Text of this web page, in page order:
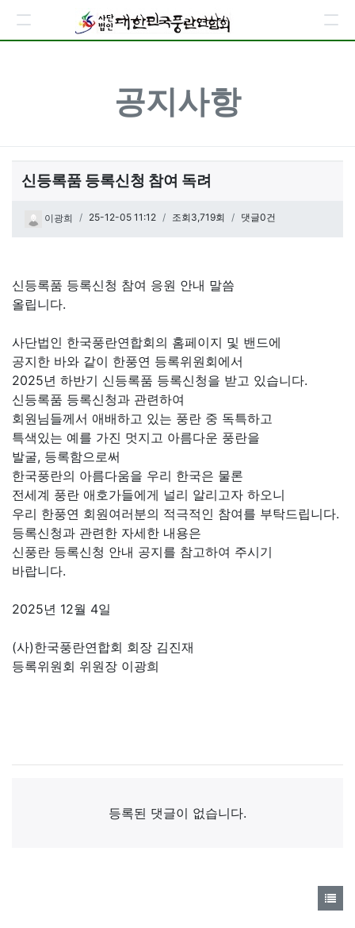
공지사항
신등록품 등록신청 참여 독려
페이지 정보
이광희 작성일
25-12-05 11:12 조회3,719회 댓글0건
본문
신등록품 등록신청 참여 응원 안내 말씀
올립니다.
사단법인 한국풍란연합회의 홈페이지 및 밴드에
공지한 바와 같이 한풍연 등록위원회에서
2025년 하반기 신등록품 등록신청을 받고 있습니다.
신등록품 등록신청과 관련하여
회원님들께서 애배하고 있는 풍란 중 독특하고
특색있는 예를 가진 멋지고 아름다운 풍란을
발굴, 등록함으로써
한국풍란의 아름다움을 우리 한국은 물론
전세계 풍란 애호가들에게 널리 알리고자 하오니
우리 한풍연 회원여러분의 적극적인 참여를 부탁드립니다.
등록신청과 관련한 자세한 내용은
신풍란 등록신청 안내 공지를 참고하여 주시기
바랍니다.
2025년 12월 4일
(사)한국풍란연합회 회장 김진재
등록위원회 위원장 이광희
등록된 댓글이 없습니다.